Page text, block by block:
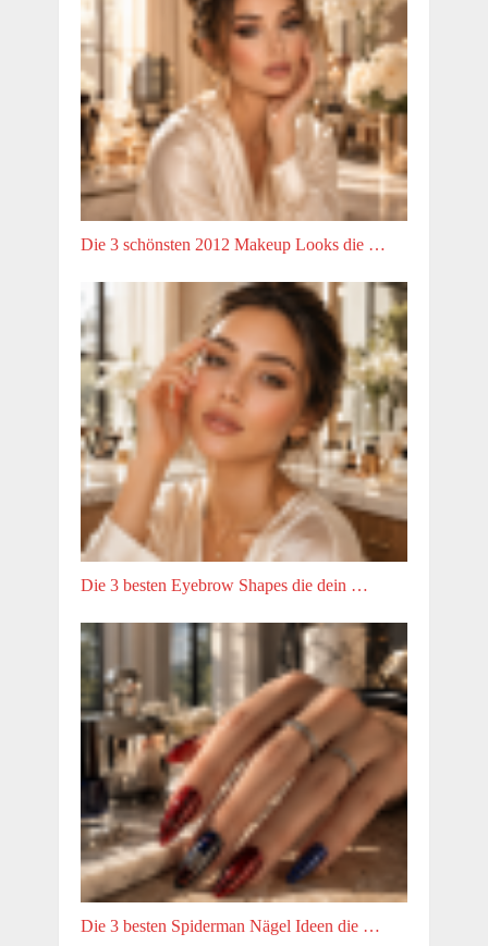
Die 3 schönsten 2012 Makeup Looks die …
Die 3 besten Eyebrow Shapes die dein …
Die 3 besten Spiderman Nägel Ideen die …